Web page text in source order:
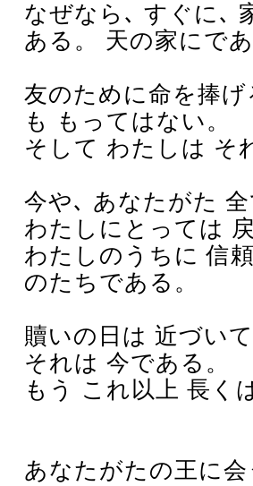
なぜなら､ すぐに､
ある。 天の家にで
友のために命を捧
も もってはない。
そして わたしは そ
今や､ あなたがた
わたしにとっては
わたしのうちに 信
のたちである。
贖いの日は 近づい
それは 今である。
もう これ以上 長く
あなたがたの王に